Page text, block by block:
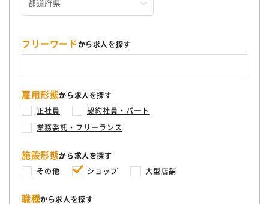
フリーワードから求人を探す
雇用形態から求人を探す
正社員 契約社員・パート
業務委託・フリーランス
施設形態から求人を探す
その他 ショップ 大型店舗
職種から求人を探す